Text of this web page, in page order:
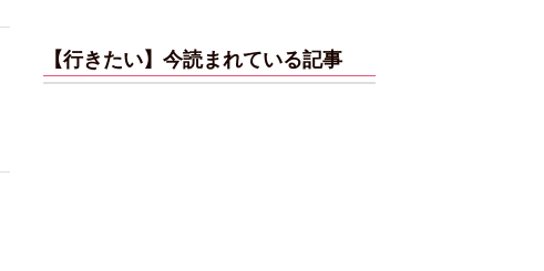
【行きたい】今読まれている記事